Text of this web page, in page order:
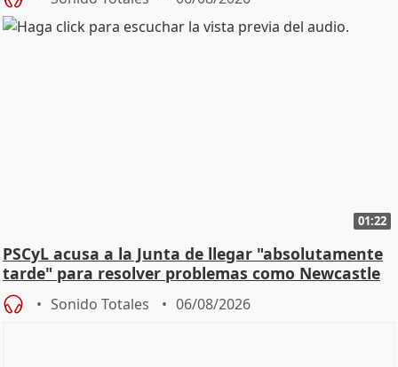
01:22
PSCyL acusa a la Junta de llegar "absolutamente
tarde" para resolver problemas como Newcastle
Sonido Totales 06/08/2026